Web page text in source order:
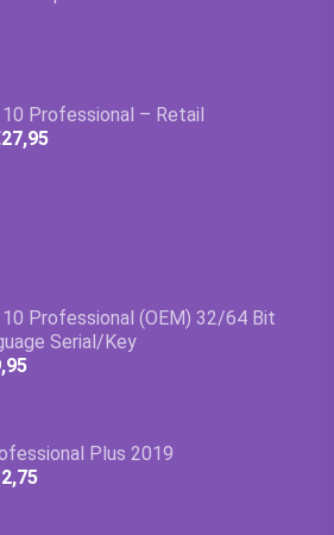
Professional – Retail
Professional (OEM) 32/64 Bit
Serial/Key
Plus 2019